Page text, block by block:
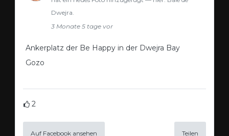
Dwejra.
3 Monate 5 tage vor
Ankerplatz der Be Happy in der Dwejra Bay
Gozo
2
Auf Facebook ansehen Teilen